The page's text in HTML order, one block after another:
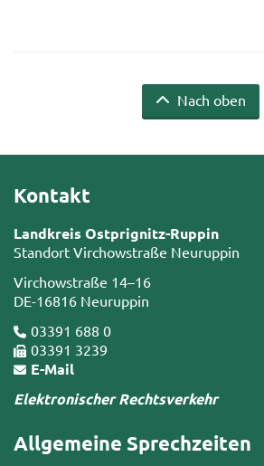
Nach oben
Kontakt
Landkreis Ostprignitz-Ruppin
Standort Virchowstraße Neuruppin
Virchowstraße 14–16
DE-16816 Neuruppin
03391 688 0
03391 3239
E-Mail
Elektronischer Rechtsverkehr
Allgemeine Sprechzeiten